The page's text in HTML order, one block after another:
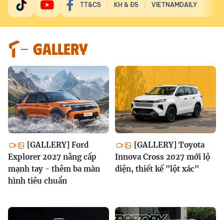
TT&CS KH & ĐS VIETNAMDAILY
GALLERY
[GALLERY] Ford
Explorer 2027 nâng cấp
mạnh tay - thêm ba màn
hình tiêu chuẩn
[GALLERY] Toyota
Innova Cross 2027 mới lộ
diện, thiết kế "lột xác"